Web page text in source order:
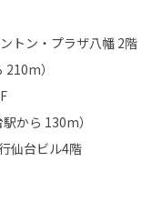
トン・プラザ八幡 2階
210m）
から 130m）
仙台ビル4階